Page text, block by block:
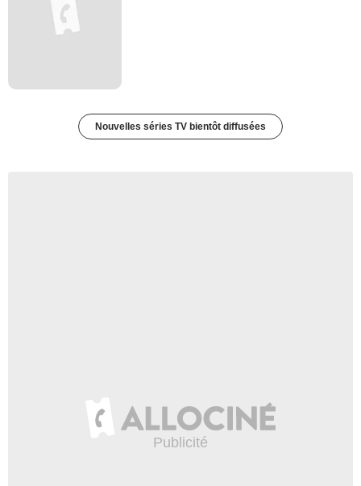
Nouvelles séries TV bientôt diffusées